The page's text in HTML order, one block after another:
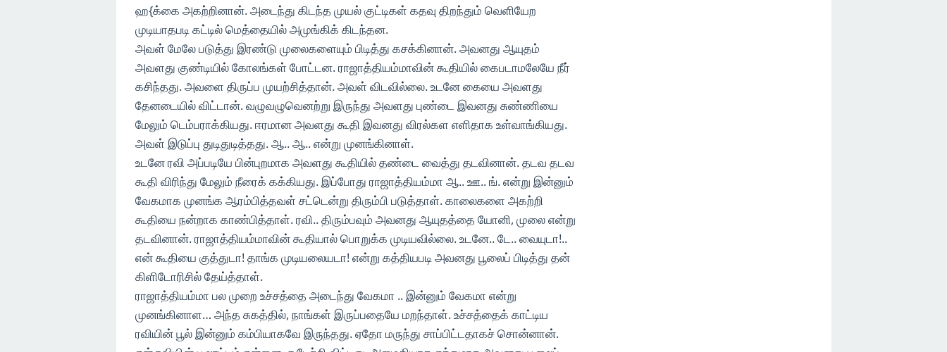
ஹ{க்கை அகற்றினான். அடைந்து கிடந்த முயல் குட்டிகள் கதவு திறந்தும் வெளியேற
முடியாதபடி கட்டில் மெத்தையில் அமுங்கிக் கிடந்தன.
அவள் மேலே படுத்து இரண்டு முலைகளையும் பிடித்து கசக்கினான். அவனது ஆயுதம்
அவளது குண்டியில் கோலங்கள் போட்டன. ராஜாத்தியம்மாவின் கூதியில் கைபடாமலேயே நீர்
கசிந்தது. அவளை திருப்ப முயற்சித்தான். அவள் விடவில்லை. உடனே கையை அவளது
தேனடையில் விட்டான். வழுவழுவெனற்று இருந்து அவளது புண்டை இவனது சுண்ணியை
மேலும் டெம்பராக்கியது. ஈரமான அவளது கூதி இவனது விரல்கள எளிதாக உள்வாங்கியது.
அவள் இடுப்பு துடிதுடித்தது. ஆ.. ஆ.. என்று முனங்கினாள்.
உடனே ரவி அப்படியே பின்புறமாக அவளது கூதியில் தண்டை வைத்து தடவினான். தடவ தடவ
கூதி விரிந்து மேலும் நீரைக் கக்கியது. இப்போது ராஜாத்தியம்மா ஆ.. ஊ.. ங். என்று இன்னும்
வேகமாக முனங்க ஆரம்பித்தவள் சட்டென்று திரும்பி படுத்தாள். காலைகளை அகற்றி
கூதியை நன்றாக காண்பித்தாள். ரவி.. திரும்பவும் அவனது ஆயுதத்தை யோனி, முலை என்று
தடவினான். ராஜாத்தியம்மாவின் கூதியால் பொறுக்க முடியவில்லை. உடனே.. டே.. வையுடா!..
என் கூதியை குத்துடா! தாங்க முடியலையடா! என்று கத்தியபடி அவனது பூலைப் பிடித்து தன்
கிளிடோரிசில் தேய்த்தாள்.
ராஜாத்தியம்மா பல முறை உச்சத்தை அடைந்து வேகமா .. இன்னும் வேகமா என்று
முனங்கினாள… அந்த சுகத்தில், நாங்கள் இருப்பதையே மறந்தாள். உச்சத்தைக் காட்டிய
ரவியின் பூல் இன்னும் கம்பியாகவே இருந்தது. ஏதோ மருந்து சாப்பிட்டதாகச் சொன்னான்.